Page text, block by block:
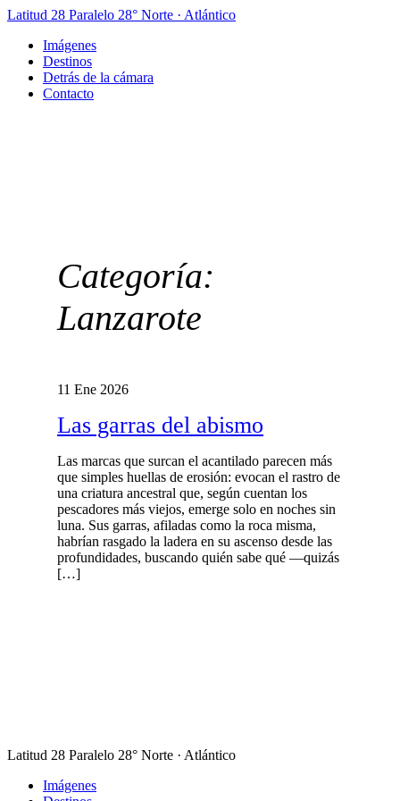
Latitud 28 Paralelo 28° Norte · Atlántico
Imágenes
Destinos
Detrás de la cámara
Contacto
Categoría:
Lanzarote
11 Ene 2026
Las garras del abismo
Las marcas que surcan el acantilado parecen más
que simples huellas de erosión: evocan el rastro de
una criatura ancestral que, según cuentan los
pescadores más viejos, emerge solo en noches sin
luna. Sus garras, afiladas como la roca misma,
habrían rasgado la ladera en su ascenso desde las
profundidades, buscando quién sabe qué —quizás
[…]
Latitud 28 Paralelo 28° Norte · Atlántico
Imágenes